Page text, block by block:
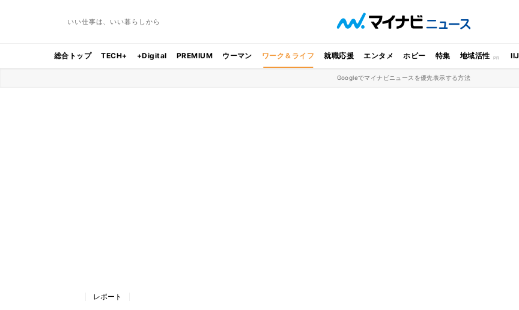
いい仕事は、いい暮らしから
総合トップ TECH+ +Digital PREMIUM ウーマン ワーク＆ライフ 就職応援 エンタメ ホビー 特集 地域活性 IIJ
Googleでマイナビニュースを優先表示する方法
レポート